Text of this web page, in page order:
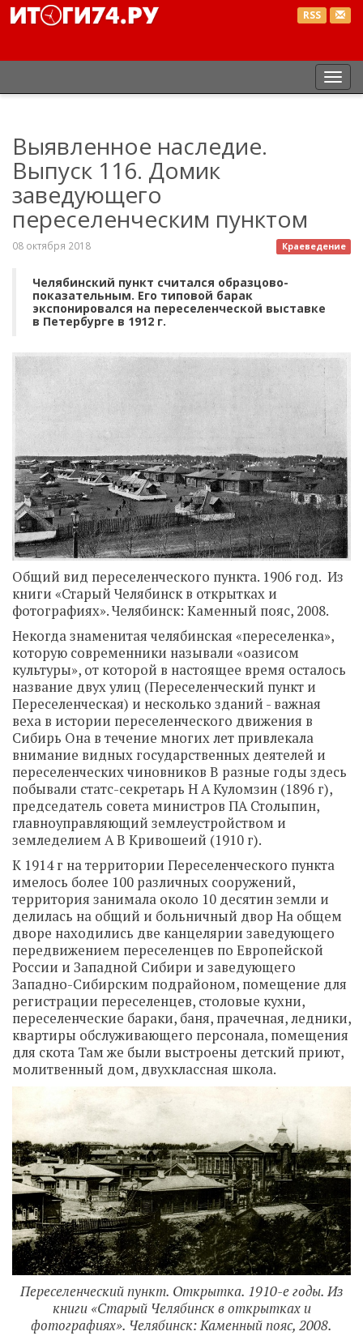
RSS
Выявленное наследие.
Выпуск 116. Домик
заведующего
переселенческим пунктом
Краеведение
08 октября 2018
Челябинский пункт считался образцово-
показательным. Его типовой барак
экспонировался на переселенческой выставке
в Петербурге в 1912 г.
Общий вид переселенческого пункта. 1906 год. Из
книги «Старый Челябинск в открытках и
фотографиях». Челябинск: Каменный пояс, 2008.
Некогда знаменитая челябинская «переселенка»,
которую современники называли «оазисом
культуры», от которой в настоящее время осталось
название двух улиц (Переселенческий пункт и
Переселенческая) и несколько зданий - важная
веха в истории переселенческого движения в
Сибирь Она в течение многих лет привлекала
внимание видных государственных деятелей и
переселенческих чиновников В разные годы здесь
побывали статс-секретарь Н А Куломзин (1896 г),
председатель совета министров ПА Столыпин,
главноуправляющий землеустройством и
земледелием А В Кривошеий (1910 г).
К 1914 г на территории Переселенческого пункта
имелось более 100 различных сооружений,
территория занимала около 10 десятин земли и
делилась на общий и больничный двор На общем
дворе находились две канцелярии заведующего
передвижением переселенцев по Европейской
России и Западной Сибири и заведующего
Западно-Сибирским подрайоном, помещение для
регистрации переселенцев, столовые кухни,
переселенческие бараки, баня, прачечная, ледники,
квартиры обслуживающего персонала, помещения
для скота Там же были выстроены детский приют,
молитвенный дом, двухклассная школа.
Переселенческий пункт. Открытка. 1910-е годы. Из
книги «Старый Челябинск в открытках и
фотографиях». Челябинск: Каменный пояс, 2008.